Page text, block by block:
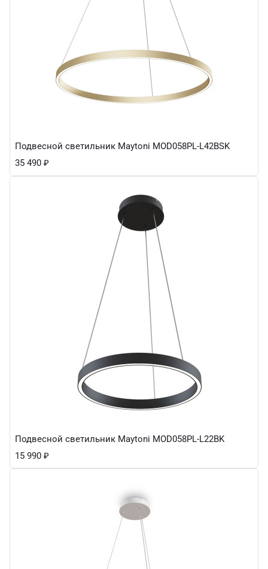
Подвесной светильник Maytoni MOD058PL-L42BSK
35 490 ₽
Подвесной светильник Maytoni MOD058PL-L22BK
15 990 ₽